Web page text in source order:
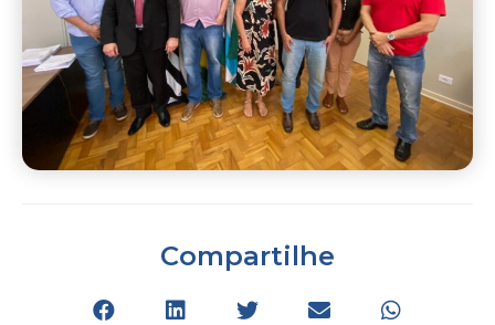
Compartilhe